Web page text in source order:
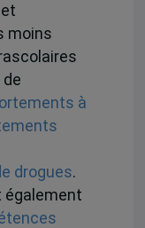
moins
à
drogues.
également